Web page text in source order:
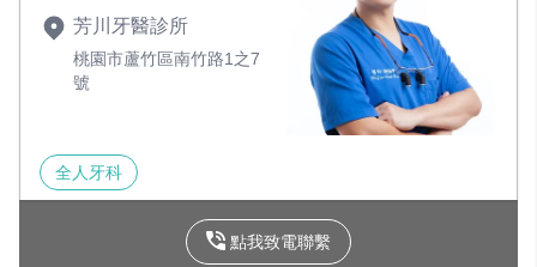
芳川牙醫診所
桃園市蘆竹區南竹路1之7
號
全人牙科
點我致電聯繫